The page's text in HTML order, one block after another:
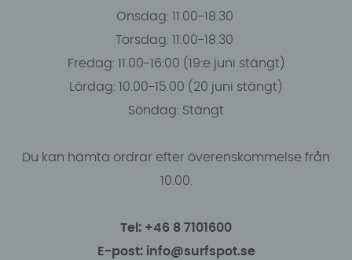
Onsdag: 11.00-18.30
Torsdag: 11.00-18.30
Fredag: 11.00-16:00 (19:e juni stängt)
Lördag: 10.00-15.00 (20 juni stängt)
Söndag: Stängt
Du kan hämta ordrar efter överenskommelse från
10.00.
Tel: +46 8 7101600
E-post: info@surfspot.se